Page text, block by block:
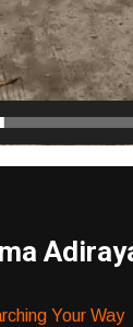
Your Way